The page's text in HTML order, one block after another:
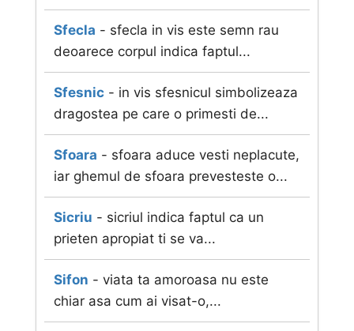
Sfecla - sfecla in vis este semn rau
deoarece corpul indica faptul...
Sfesnic - in vis sfesnicul simbolizeaza
dragostea pe care o primesti de...
Sfoara - sfoara aduce vesti neplacute,
iar ghemul de sfoara prevesteste o...
Sicriu - sicriul indica faptul ca un
prieten apropiat ti se va...
Sifon - viata ta amoroasa nu este
chiar asa cum ai visat-o,...